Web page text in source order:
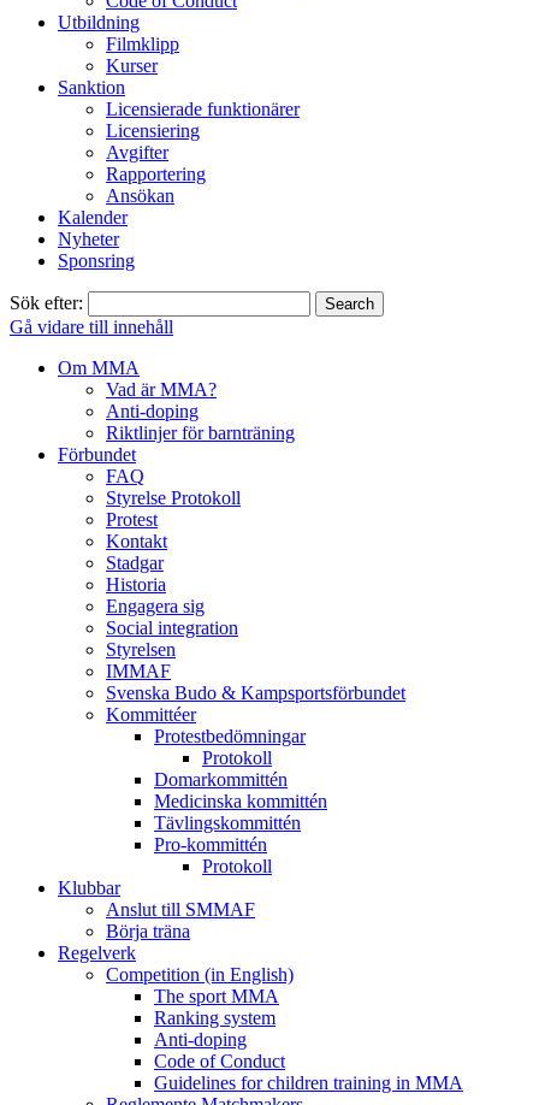
Utbildning
Filmklipp
Kurser
Sanktion
Licensierade funktionärer
Licensiering
Avgifter
Rapportering
Ansökan
Kalender
Nyheter
Sponsring
Sök efter:
Gå vidare till innehåll
Om MMA
Vad är MMA?
Anti-doping
Riktlinjer för barnträning
Förbundet
FAQ
Styrelse Protokoll
Protest
Kontakt
Stadgar
Historia
Engagera sig
Social integration
Styrelsen
IMMAF
Svenska Budo & Kampsportsförbundet
Kommittéer
Protestbedömningar
Protokoll
Domarkommittén
Medicinska kommittén
Tävlingskommittén
Pro-kommittén
Protokoll
Klubbar
Anslut till SMMAF
Börja träna
Regelverk
Competition (in English)
The sport MMA
Ranking system
Anti-doping
Code of Conduct
Guidelines for children training in MMA